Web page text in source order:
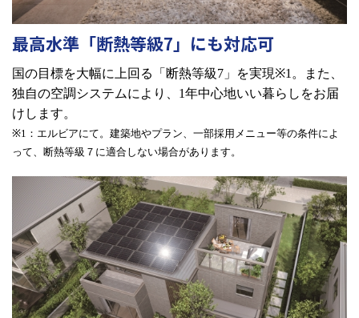
最高水準「断熱等級7」にも対応可
国の目標を大幅に上回る「断熱等級7 」を実現※1 。また、
独自の空調システムにより、 1年中心地いい暮らしをお届
けします。
※1 ：エルビアにて。建築地やプラン、一部採用メニュー等の条件によ
って、断熱等級７に適合しない場合があります。